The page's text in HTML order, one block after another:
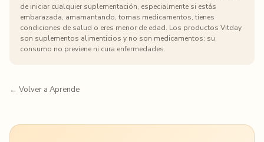
de iniciar cualquier suplementación, especialmente si estás
embarazada, amamantando, tomas medicamentos, tienes
condiciones de salud o eres menor de edad. Los productos Vitday
son suplementos alimenticios y no son medicamentos; su
consumo no previene ni cura enfermedades.
← Volver a Aprende